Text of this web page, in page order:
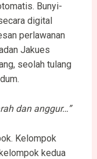
Bunyi-
digital
perlawanan
Jakues
seolah tulang
dan anggur…”
Kelompok
kedua